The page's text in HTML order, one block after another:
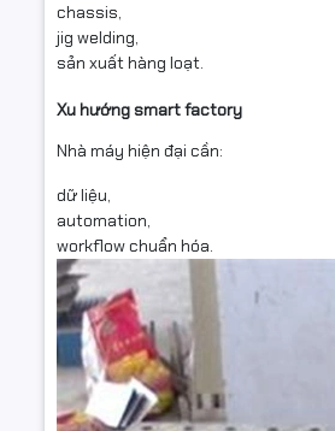
chassis,
jig welding,
sản xuất hàng loạt.
Xu hướng smart factory
Nhà máy hiện đại cần:
dữ liệu,
automation,
workflow chuẩn hóa.